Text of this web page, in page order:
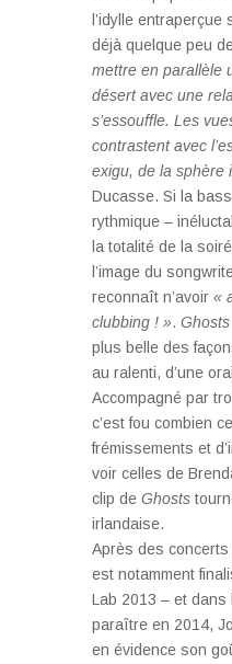
l’idylle entraperçue
déjà quelque peu
mettre en parallèle
désert avec une
s’essouffle. Les
contrastent avec
exigu, de la sphère
Ducasse. Si la
rythmique –
la totalité de la
l’image du
reconnaît n’avoir «
clubbing ! ». Ghosts
plus belle des
au ralenti, d’une
Accompagné par
c’est fou combien
frémissements et
voir celles de
clip de Ghosts
irlandaise.
Après des
est notamment
Lab 2013 – et dans
paraître en 2014,
en évidence son